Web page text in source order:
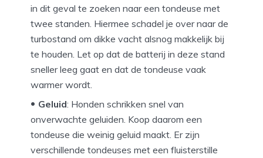
in dit geval te zoeken naar een tondeuse met
twee standen. Hiermee schadel je over naar de
turbostand om dikke vacht alsnog makkelijk bij
te houden. Let op dat de batterij in deze stand
sneller leeg gaat en dat de tondeuse vaak
warmer wordt.
Geluid: Honden schrikken snel van
onverwachte geluiden. Koop daarom een
tondeuse die weinig geluid maakt. Er zijn
verschillende tondeuses met een fluisterstille